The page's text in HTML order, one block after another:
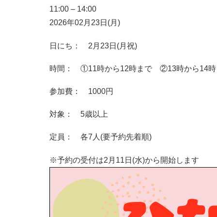
11:00 – 14:00
2026年02月23日(月)
日にち： 2月23日(月祝)
時間： ①11時から12時まで ②13時から14時
参加費： 1000円
対象： 5歳以上
定員： 各7人(要予約先着順)
※予約の受付は2月11日(水)から開始します